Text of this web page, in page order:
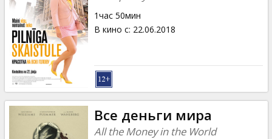
1час 50мин
В кино с: 22.06.2018
Все деньги мира
All the Money in the World